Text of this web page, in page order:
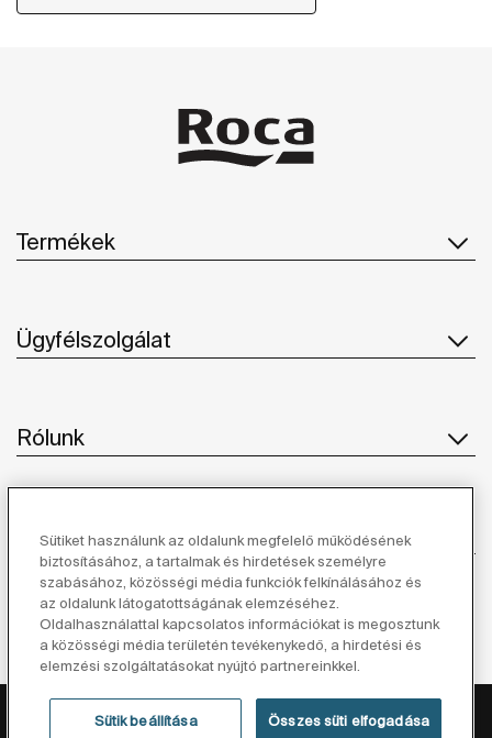
Termékek
Ügyfélszolgálat
Rólunk
Ihlet
Kövessen minket
Adatvédelmi Tájékoztató
Sütiket használunk az oldalunk megfelelő működésének
biztosításához, a tartalmak és hirdetések személyre
szabásához, közösségi média funkciók felkínálásához és
az oldalunk látogatottságának elemzéséhez.
Oldalhasználattal kapcsolatos információkat is megosztunk
a közösségi média területén tevékenykedő, a hirdetési és
elemzési szolgáltatásokat nyújtó partnereinkkel.
Sütik beállítása Összes süti elfogadása